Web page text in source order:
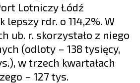
Lotniczy Łódź
lepszy rdr. o 114,2%. W
ub. r. skorzystało z niego
(odloty – 138 tysięcy,
w trzech kwartałach
– 127 tys.